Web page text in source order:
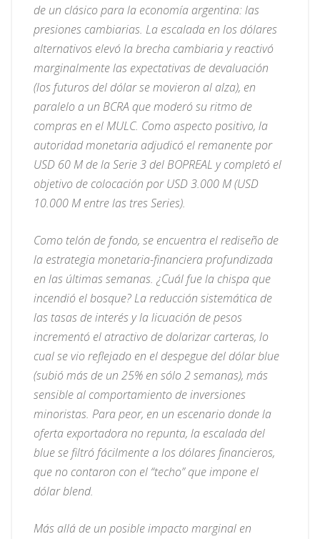
de un clásico para la economía argentina: las
presiones cambiarias. La escalada en los dólares
alternativos elevó la brecha cambiaria y reactivó
marginalmente las expectativas de devaluación
(los futuros del dólar se movieron al alza), en
paralelo a un BCRA que moderó su ritmo de
compras en el MULC. Como aspecto positivo, la
autoridad monetaria adjudicó el remanente por
USD 60 M de la Serie 3 del BOPREAL y completó el
objetivo de colocación por USD 3.000 M (USD
10.000 M entre las tres Series).
Como telón de fondo, se encuentra el rediseño de
la estrategia monetaria-financiera profundizada
en las últimas semanas. ¿Cuál fue la chispa que
incendió el bosque? La reducción sistemática de
las tasas de interés y la licuación de pesos
incrementó el atractivo de dolarizar carteras, lo
cual se vio reflejado en el despegue del dólar blue
(subió más de un 25% en sólo 2 semanas), más
sensible al comportamiento de inversiones
minoristas. Para peor, en un escenario donde la
oferta exportadora no repunta, la escalada del
blue se filtró fácilmente a los dólares financieros,
que no contaron con el “techo” que impone el
dólar blend.
Más allá de un posible impacto marginal en